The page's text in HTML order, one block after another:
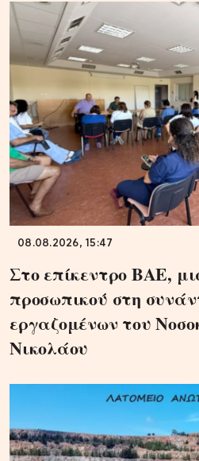
08.08.2026, 15:47
Στο επίκεντρο ΒΑΕ,
προσωπικού στη
εργαζομένων του
Νικολάου